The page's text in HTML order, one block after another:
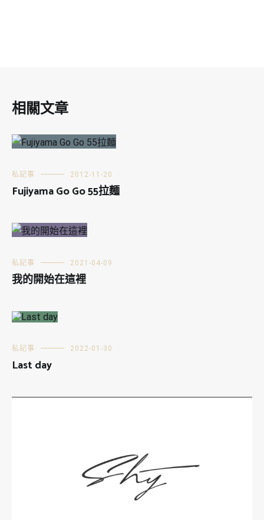
相關文章
私記事 2012-11-20
Fujiyama Go Go 55拉麵
私記事 2021-04-09
我的開始在這裡
私記事 2022-01-30
Last day